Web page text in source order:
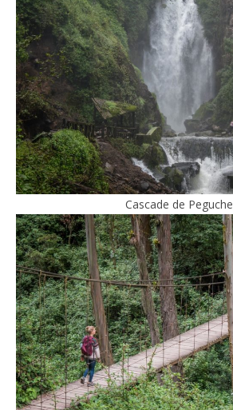
Cascade de Peguche